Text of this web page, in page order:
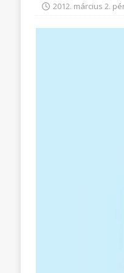
2012. március 2.